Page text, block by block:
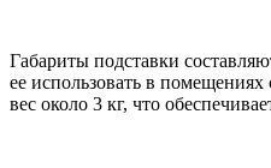
Габариты подставки
ее использовать в
вес около 3 кг, что